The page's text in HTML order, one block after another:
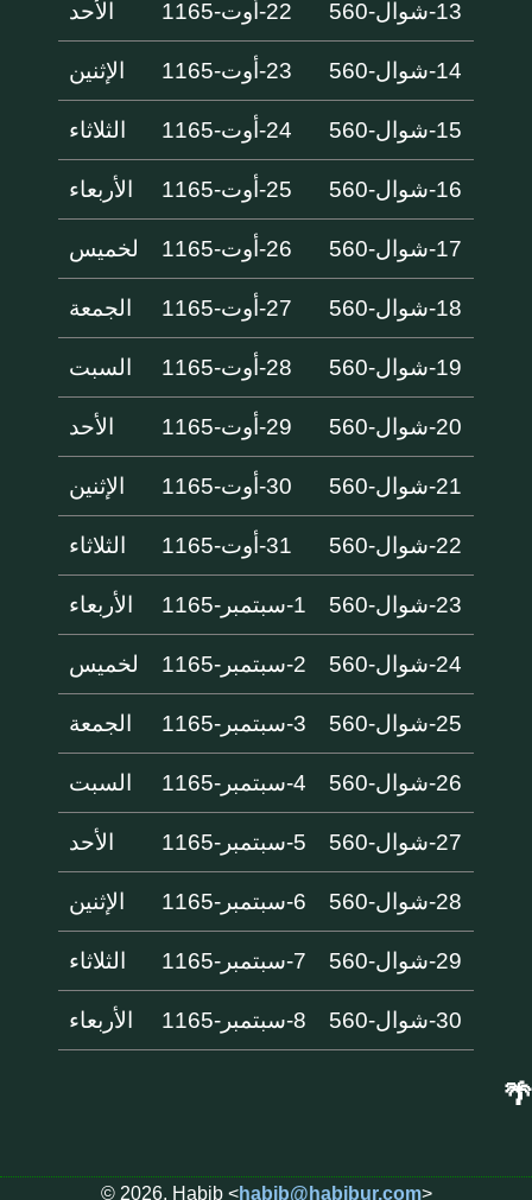
13-شوال-560 22-أوت-1165 الأحد
14-شوال-560 23-أوت-1165 الإثنين
15-شوال-560 24-أوت-1165 الثلاثاء
16-شوال-560 25-أوت-1165 الأربعاء
17-شوال-560 26-أوت-1165 لخميس
18-شوال-560 27-أوت-1165 الجمعة
19-شوال-560 28-أوت-1165 السبت
20-شوال-560 29-أوت-1165 الأحد
21-شوال-560 30-أوت-1165 الإثنين
22-شوال-560 31-أوت-1165 الثلاثاء
23-شوال-560 1-سبتمبر-1165 الأربعاء
24-شوال-560 2-سبتمبر-1165 لخميس
25-شوال-560 3-سبتمبر-1165 الجمعة
26-شوال-560 4-سبتمبر-1165 السبت
27-شوال-560 5-سبتمبر-1165 الأحد
28-شوال-560 6-سبتمبر-1165 الإثنين
29-شوال-560 7-سبتمبر-1165 الثلاثاء
30-شوال-560 8-سبتمبر-1165 الأربعاء
🌴
© 2026, Habib <habib@habibur.com>